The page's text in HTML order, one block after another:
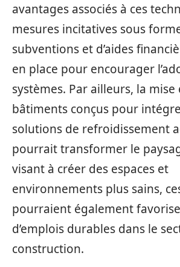
avantages associés à ces
mesures incitatives sous
subventions et d’aides
en place pour encourager
systèmes. Par ailleurs, la mise
bâtiments conçus pour
solutions de refroidissement
pourrait transformer le
visant à créer des espaces et
environnements plus sains,
pourraient également
d’emplois durables dans le
construction.